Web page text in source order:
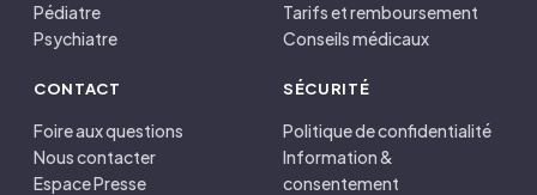
Pédiatre
Psychiatre
Tarifs et remboursement
Conseils médicaux
CONTACT
Foire aux questions
Nous contacter
Espace Presse
SÉCURITÉ
Politique de confidentialité
Information &
consentement